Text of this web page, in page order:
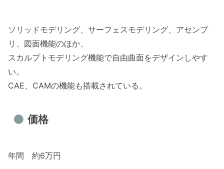
ソリッドモデリング、サーフェスモデリング、アセンブ
リ、図面機能のほか、
スカルプトモデリング機能で自由曲面をデザインしやす
い。
CAE、CAMの機能も搭載されている。
価格
年間 約6万円